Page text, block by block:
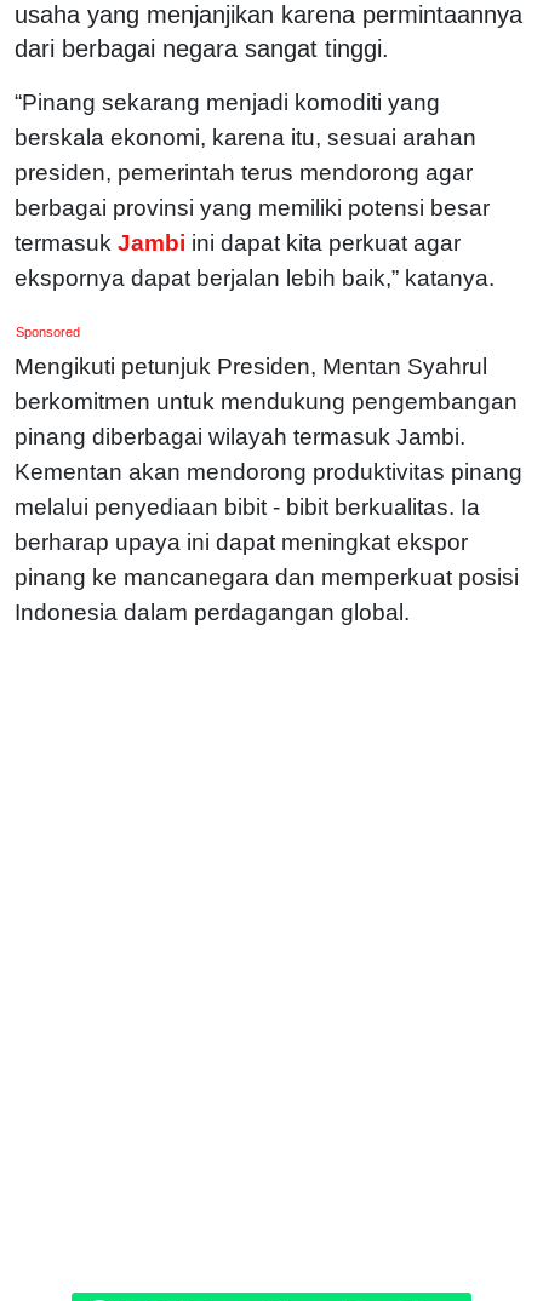
usaha yang menjanjikan karena permintaannya
dari berbagai negara sangat tinggi.
“Pinang sekarang menjadi komoditi yang
berskala ekonomi, karena itu, sesuai arahan
presiden, pemerintah terus mendorong agar
berbagai provinsi yang memiliki potensi besar
termasuk Jambi ini dapat kita perkuat agar
ekspornya dapat berjalan lebih baik,” katanya.
Sponsored
Mengikuti petunjuk Presiden, Mentan Syahrul
berkomitmen untuk mendukung pengembangan
pinang diberbagai wilayah termasuk Jambi.
Kementan akan mendorong produktivitas pinang
melalui penyediaan bibit - bibit berkualitas. Ia
berharap upaya ini dapat meningkat ekspor
pinang ke mancanegara dan memperkuat posisi
Indonesia dalam perdagangan global.